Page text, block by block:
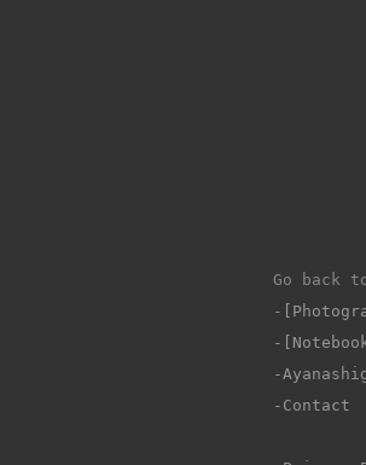
Go back
-
-
-
-Contact